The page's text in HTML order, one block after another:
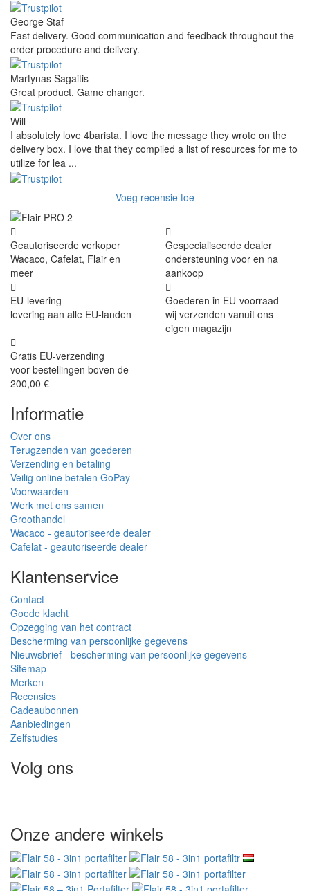
George Staf
Fast delivery. Good communication and feedback throughout the
order procedure and delivery.
Martynas Sagaitis
Great product. Game changer.
Will
I absolutely love 4barista. I love the message they wrote on the
delivery box. I love that they compiled a list of resources for me to
utilize for lea ...
Voeg recensie toe
Geautoriseerde verkoper
Wacaco, Cafelat, Flair en
meer
Gespecialiseerde dealer
ondersteuning voor en na
aankoop
EU-levering
levering aan alle EU-landen
Goederen in EU-voorraad
wij verzenden vanuit ons
eigen magazijn
Gratis EU-verzending
voor bestellingen boven de
200,00 €
Informatie
Over ons
Terugzenden van goederen
Verzending en betaling
Veilig online betalen GoPay
Voorwaarden
Werk met ons samen
Groothandel
Wacaco - geautoriseerde dealer
Cafelat - geautoriseerde dealer
Klantenservice
Contact
Goede klacht
Opzegging van het contract
Bescherming van persoonlijke gegevens
Nieuwsbrief - bescherming van persoonlijke gegevens
Sitemap
Merken
Recensies
Cadeaubonnen
Aanbiedingen
Zelfstudies
Volg ons
Onze andere winkels